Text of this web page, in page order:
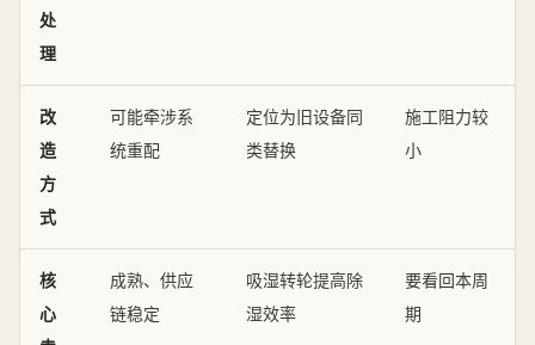
处
理
改
造
方
式
可能牵涉系
统重配
定位为旧设备同
类替换
施工阻力较
小
核
心
成熟、供应
链稳定
吸湿转轮提高除
湿效率
要看回本周
期